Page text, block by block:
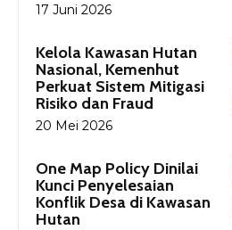
17 Juni 2026
Kelola Kawasan Hutan
Nasional, Kemenhut
Perkuat Sistem Mitigasi
Risiko dan Fraud
20 Mei 2026
One Map Policy Dinilai
Kunci Penyelesaian
Konflik Desa di Kawasan
Hutan